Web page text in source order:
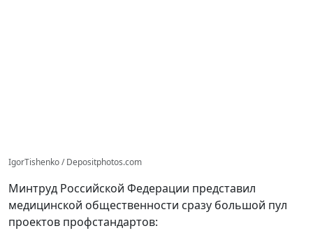
IgorTishenko / Depositphotos.com
Минтруд Российской Федерации представил
медицинской общественности сразу большой пул
проектов профстандартов: